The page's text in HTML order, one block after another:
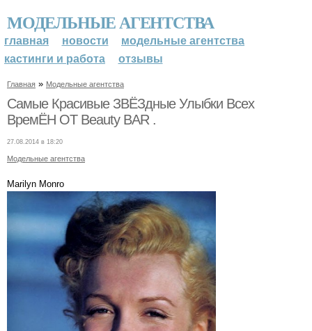
МОДЕЛЬНЫЕ АГЕНТСТВА
главная новости
модельные агентства
кастинги и работа
отзывы
Главная » Модельные агентства
Самые Красивые ЗВЁЗдные Улыбки Всех
ВремЁН ОТ Beauty BAR .
27.08.2014 в 18:20
Модельные агентства
Marilyn Monro